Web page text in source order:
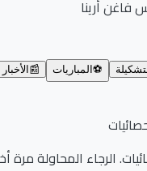
أرينا
⚽ المباريات 📰 الأخبار
الرجاء المحاولة مرة أخرى.